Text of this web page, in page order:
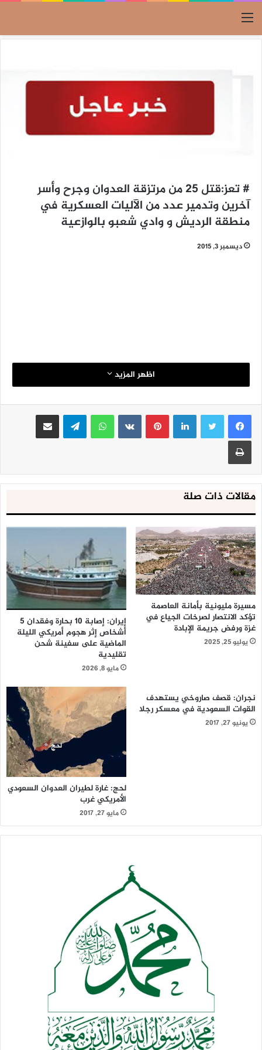
القائمة
# تعز:قتل 25 من مرتزقة العدوان وجرح وأسر
آخرين وتدمير عدد من الآليات العسكرية في
منطقة الرديش و وادي شعبو بالوازعية
ديسمبر 3, 2015
اظهر المزيد
لينكدإنبينتيريست واتساب تيلقرام مشاركة عبر البريد
طباعة
مقالات ذات صلة
مسيرة مليونية بأمانة العاصمة
تؤكد الانتصار لصرخات الجياع في
غزة ورفض جريمة الإبادة
يوليو 25, 2025
إيران: إصابة 10 بحارة وفقدان 5
أشخاص إثر هجوم أمريكي الليلة
الماضية على سفينة شحن
تقليدية
مايو 8, 2026
نجران: قصف صاروخي يستهدف
القوات السعودية في معسكر رجلا
يونيو 27, 2017
لحج: غارة لطيران العدوان السعودي
الأمريكي غرب
مايو 27, 2017